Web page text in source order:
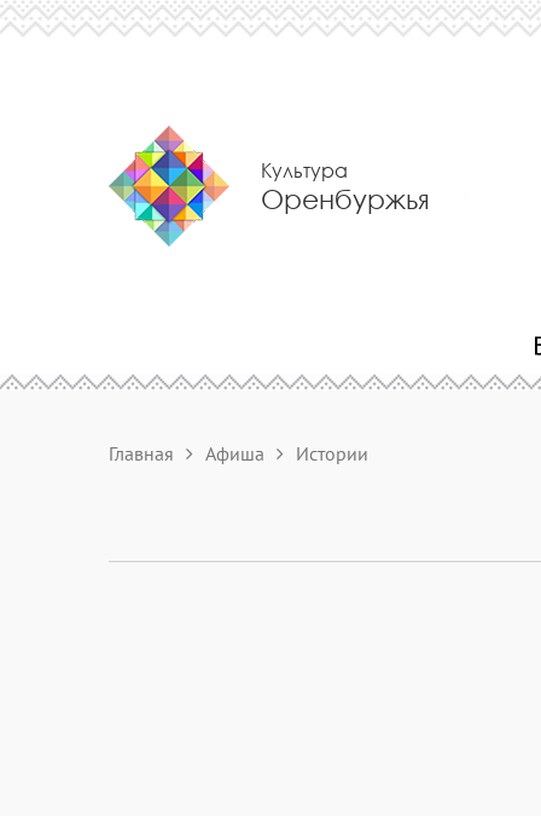
Культура
Оренбуржья
Главная Афиша Истории